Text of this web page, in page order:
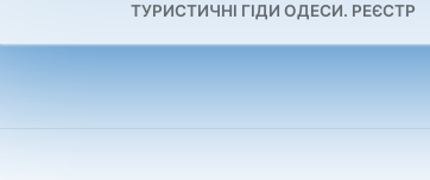
ТУРИСТИЧНІ ГІДИ ОДЕСИ. РЕЄСТР